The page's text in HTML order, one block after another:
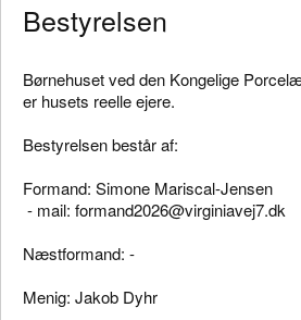
Bestyrelsen
Børnehuset ved den Kongelige
er husets reelle ejere.
Bestyrelsen består af:
Formand: Simone Mariscal-Jensen
- mail: formand2026@virginiavej7.dk
Næstformand: -
Menig: Jakob Dyhr